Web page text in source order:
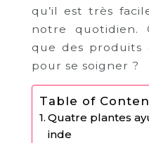
qu’il est très
notre quotidien.
que des produits
pour se soigner ?
Table of
Quatre plantes
inde